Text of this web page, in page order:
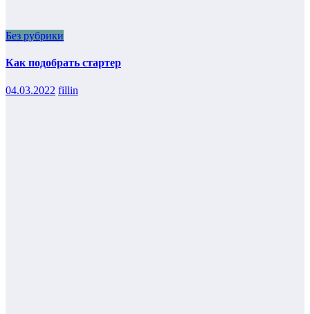
Без рубрики
Как подобрать стартер
04.03.2022 fillin